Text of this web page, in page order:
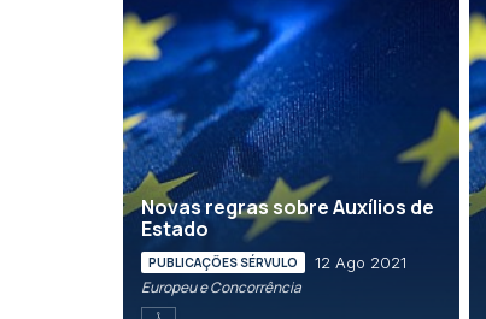
Novas regras sobre Auxílios de
Estado
PUBLICAÇÕES SÉRVULO 12 Ago 2021
Europeu e Concorrência